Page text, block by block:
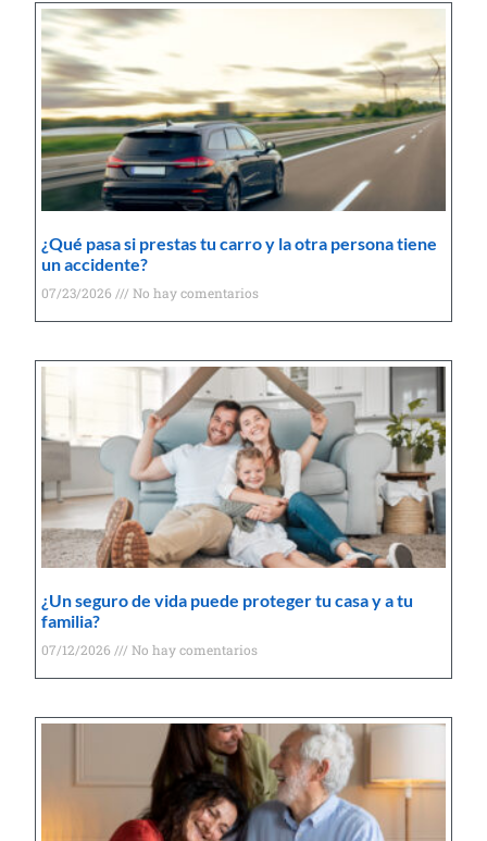
¿Qué pasa si prestas tu carro y la otra persona tiene
un accidente?
07/23/2026 No hay comentarios
¿Un seguro de vida puede proteger tu casa y a tu
familia?
07/12/2026 No hay comentarios